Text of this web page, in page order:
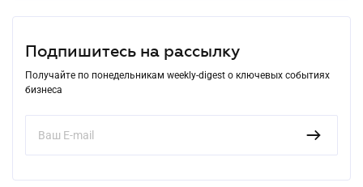
Подпишитесь на рассылку
Получайте по понедельникам weekly-digest о ключевых событиях
бизнеса